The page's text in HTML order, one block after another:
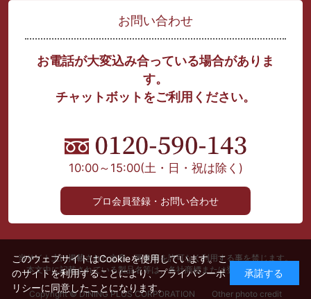
お問い合わせ
お電話が大変込み合っている場合がありま
す。
チャットボットをご利用ください。
10:00～15:00(土・日・祝は除く)
プロ会員登録・お問い合わせ
当サイト上に掲載された文章、画像等を許可なく利用する事を禁じます。
本文中に記載されている製品名等は、各社商標または登録商標です。
Copyright © DINING PLUS CORPORATION Other photo credit
このウェブサイトはCookieを使用しています。こ
のサイトを利用することにより、プライバシーポ
リシーに同意したことになります。
承諾する